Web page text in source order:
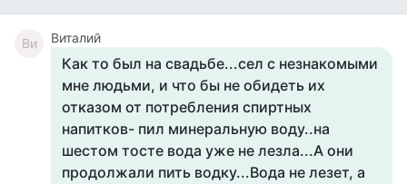
Ви Виталий
Как то был на свадьбе...сел с незнакомыми
мне людьми, и что бы не обидеть их
отказом от потребления спиртных
напитков- пил минеральную воду..на
шестом тосте вода уже не лезла...А они
продолжали пить водку...Вода не лезет, а